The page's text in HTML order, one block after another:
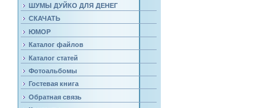
ШУМЫ ДУЙКО ДЛЯ ДЕНЕГ
СКАЧАТЬ
ЮМОР
Каталог файлов
Каталог статей
Фотоальбомы
Гостевая книга
Обратная связь